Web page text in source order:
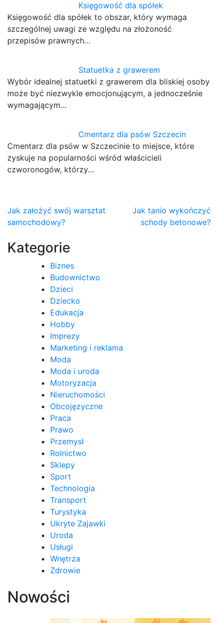
Księgowość dla spółek
Księgowość dla spółek to obszar, który wymaga
szczególnej uwagi ze względu na złożoność
przepisów prawnych…
Statuetka z grawerem
Wybór idealnej statuetki z grawerem dla bliskiej osoby
może być niezwykle emocjonującym, a jednocześnie
wymagającym…
Cmentarz dla psów Szczecin
Cmentarz dla psów w Szczecinie to miejsce, które
zyskuje na popularności wśród właścicieli
czworonogów, którzy…
Nawigacja
wpisu
Jak założyć swój warsztat
samochodowy?
Jak tanio wykończyć
schody betonowe?
Kategorie
Biznes
Budownictwo
Dzieci
Dziecko
Edukacja
Hobby
Imprezy
Marketing i reklama
Moda
Moda i uroda
Motoryzacja
Nieruchomości
Obcojęzyczne
Praca
Prawo
Przemysł
Rolnictwo
Sklepy
Sport
Technologia
Transport
Turystyka
Ukryte Zajawki
Uroda
Usługi
Wnętrza
Zdrowie
Nowości